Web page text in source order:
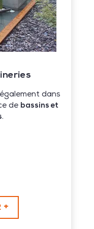
dans
de bassins et
.
+